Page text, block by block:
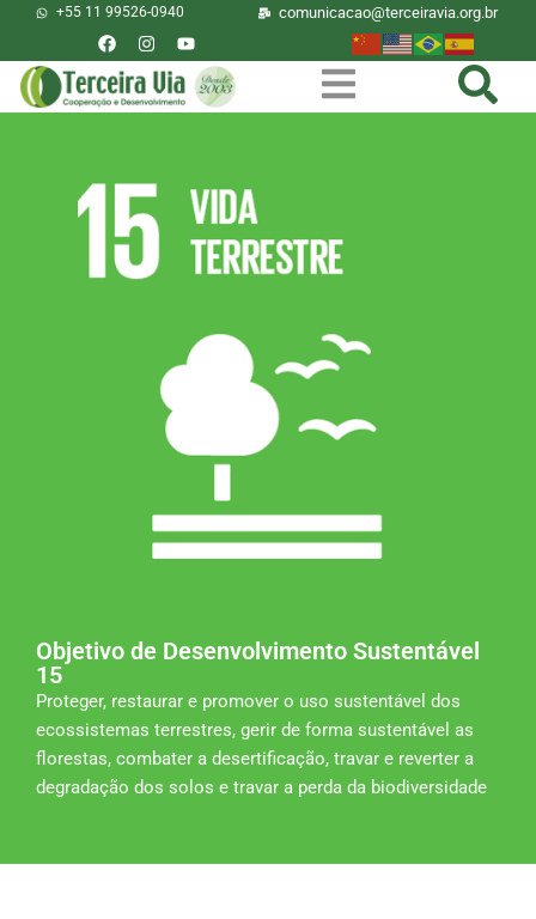
+55 11 99526-0940 comunicacao@terceiravia.org.br
Objetivo de Desenvolvimento Sustentável
15
Proteger, restaurar e promover o uso sustentável dos
ecossistemas terrestres, gerir de forma sustentável as
florestas, combater a desertificação, travar e reverter a
degradação dos solos e travar a perda da biodiversidade